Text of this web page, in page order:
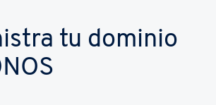
tu dominio